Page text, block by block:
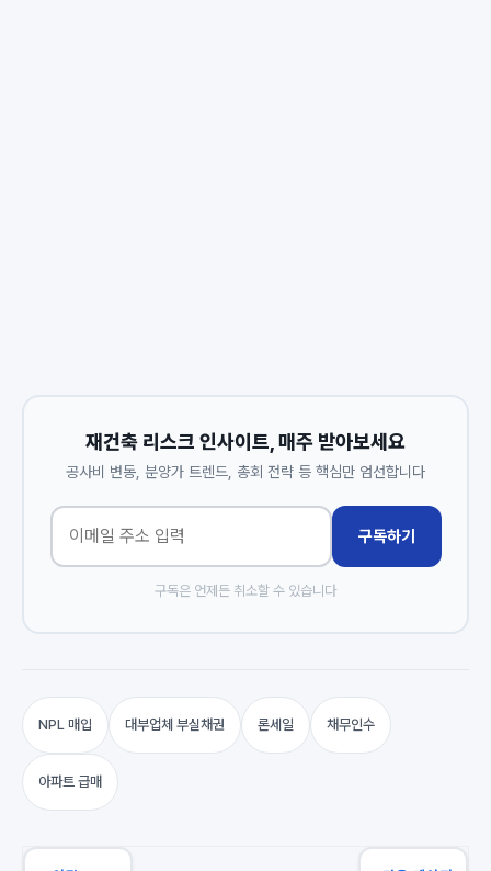
재건축 리스크 인사이트, 매주 받아보세요
공사비 변동, 분양가 트렌드, 총회 전략 등 핵심만 엄선합니다
구독하기
구독은 언제든 취소할 수 있습니다
NPL 매입 대부업체 부실채권 론세일 채무인수
아파트 급매